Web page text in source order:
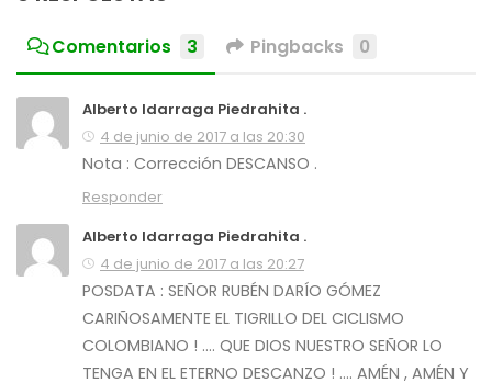
Comentarios 3 Pingbacks 0
Alberto Idarraga Piedrahita .
4 de junio de 2017 a las 20:30
Nota : Corrección DESCANSO .
Responder
Alberto Idarraga Piedrahita .
4 de junio de 2017 a las 20:27
POSDATA : SEÑOR RUBÉN DARÍO GÓMEZ
CARIÑOSAMENTE EL TIGRILLO DEL CICLISMO
COLOMBIANO ! …. QUE DIOS NUESTRO SEÑOR LO
TENGA EN EL ETERNO DESCANZO ! …. AMÉN , AMÉN Y